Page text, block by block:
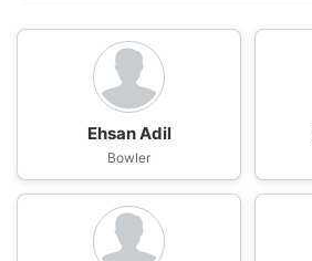
Ehsan Adil
Bowler